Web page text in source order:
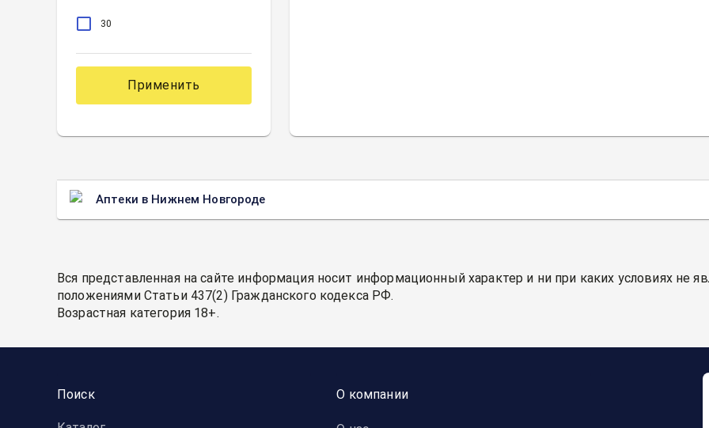
30
Применить
Аптеки в Нижнем Новгороде
Вся представленная на сайте информация носит информационный характер и ни при каких условиях не
положениями Статьи 437(2) Гражданского кодекса РФ.
Возрастная категория 18+.
Поиск О компании